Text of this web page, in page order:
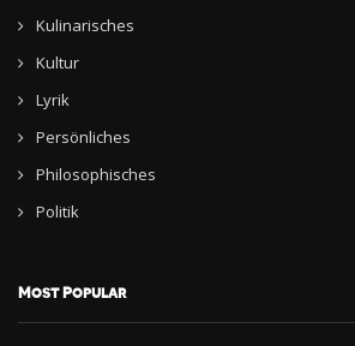
Kulinarisches
Kultur
Lyrik
Persönliches
Philosophisches
Politik
Most Popular